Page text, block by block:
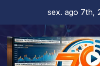
content
sex. ago 7th,